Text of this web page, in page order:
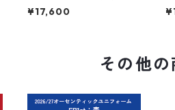
ユニフォーム フィールドプ
レーヤー（1st：青）
¥17,600
その他の